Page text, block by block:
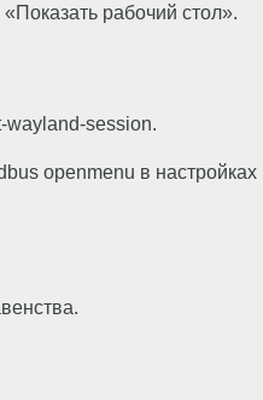
рабочий стол».
openmenu в настройках